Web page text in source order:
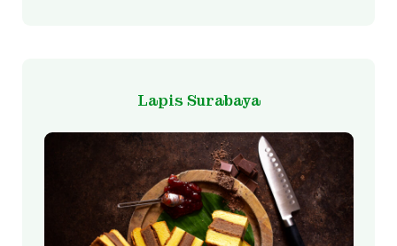
Lapis Surabaya